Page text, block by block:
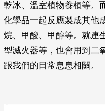
乾冰、溫室植物養植等。
化學品一起反應製成其他
烷、甲酸、甲醇等。就連
型滅火器等，也會用到二
跟我們的日常息息相關。